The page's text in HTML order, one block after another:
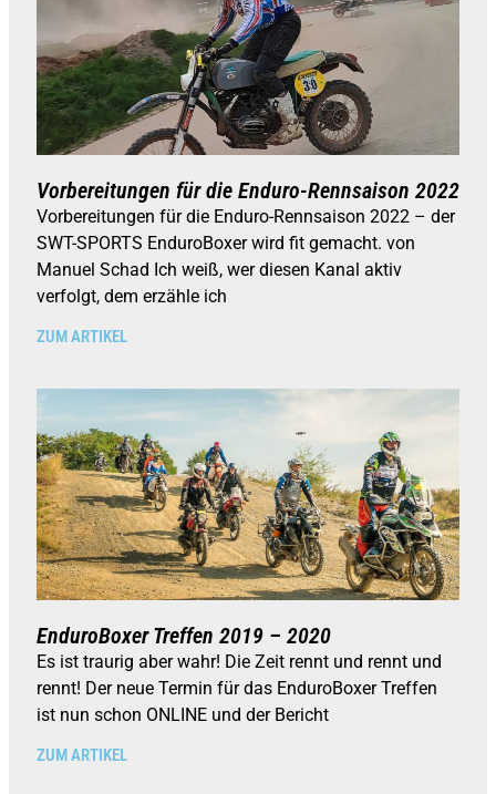
Vorbereitungen für die Enduro-Rennsaison 2022
Vorbereitungen für die Enduro-Rennsaison 2022 – der
SWT-SPORTS EnduroBoxer wird fit gemacht. von
Manuel Schad Ich weiß, wer diesen Kanal aktiv
verfolgt, dem erzähle ich
ZUM ARTIKEL
EnduroBoxer Treffen 2019 – 2020
Es ist traurig aber wahr! Die Zeit rennt und rennt und
rennt! Der neue Termin für das EnduroBoxer Treffen
ist nun schon ONLINE und der Bericht
ZUM ARTIKEL